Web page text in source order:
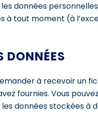
données
à tout moment (à
DONNÉES
à recevoir un
fournies. Vous
données stockées à